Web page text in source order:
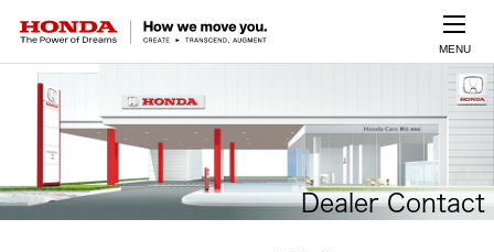
MENU
Dealer Contact